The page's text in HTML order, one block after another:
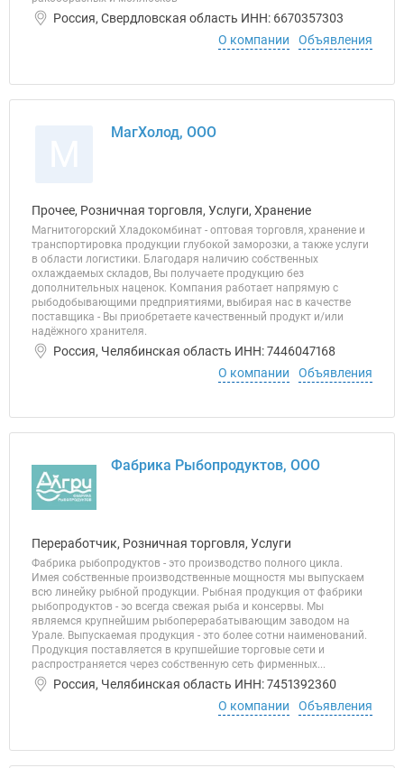
Россия, Свердловская область ИНН: 6670357303
О компании
Объявления
МагХолод, ООО
Прочее, Розничная торговля, Услуги, Хранение
Магнитогорский Хладокомбинат - оптовая торговля, хранение и
транспортировка продукции глубокой заморозки, а также услуги
в области логистики. Благодаря наличию собственных
охлаждаемых складов, Вы получаете продукцию без
дополнительных наценок. Компания работает напрямую с
рыбодобывающими предприятиями, выбирая нас в качестве
поставщика - Вы приобретаете качественный продукт и/или
надёжного хранителя.
Россия, Челябинская область ИНН: 7446047168
О компании
Объявления
Фабрика Рыбопродуктов, ООО
Переработчик, Розничная торговля, Услуги
Фабрика рыбопродуктов - это производство полного цикла.
Имея собственные производственные мощностя мы выпускаем
всю линейку рыбной продукции. Рыбная продукция от фабрики
рыбопродуктов - эо всегда свежая рыба и консервы. Мы
являемся крупнейшим рыбоперерабатывающим заводом на
Урале. Выпускаемая продукция - это более сотни наименований.
Продукция поставляется в крупшейшие торговые сети и
распространяется через собственную сеть фирменных...
Россия, Челябинская область ИНН: 7451392360
О компании
Объявления